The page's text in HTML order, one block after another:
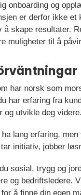
onboarding og
er derfor ikke
å skape resultater.
muligheter til å
har norsk som
har erfaring fra
og utvikle deg videre.
lang erfaring,
initiativ, jobber
sosial, trygg og
og bedriftsledere.
å finne din egen